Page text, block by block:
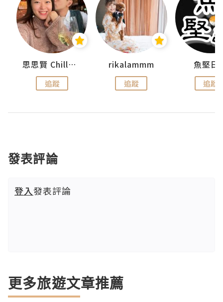
思思賢 ChillMyBabe
追蹤
rikalammm
追蹤
魚堅日
追蹤
發表評論
登入發表評論
更多旅遊文章推薦